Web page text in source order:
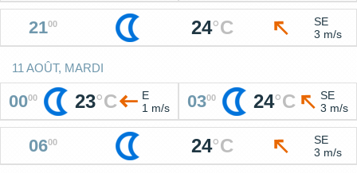
2100 24°C
SE
3 m/s
11 AOÛT, MARDI
0000 23°C
E
1 m/s
0300 24°C
SE
3 m/s
0600 24°C
SE
3 m/s